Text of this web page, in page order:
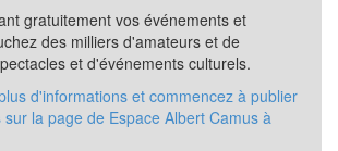
gratuitement vos événements et
des milliers d'amateurs et de
et d'événements culturels.
d'informations et commencez à publier
la page de Espace Albert Camus à